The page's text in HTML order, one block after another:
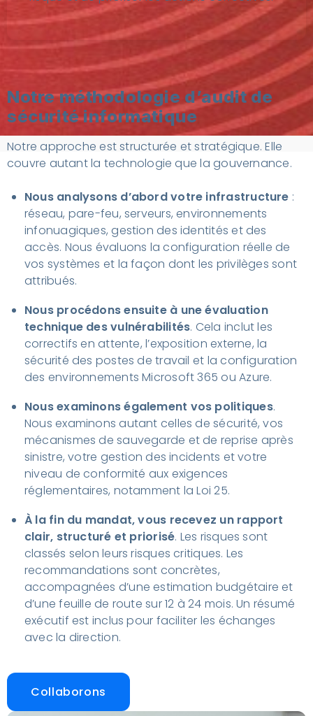
Notre méthodologie d’audit de
sécurité informatique
Notre approche est structurée et stratégique. Elle
couvre autant la technologie que la gouvernance.
Nous analysons d’abord votre infrastructure :
réseau, pare-feu, serveurs, environnements
infonuagiques, gestion des identités et des
accès. Nous évaluons la configuration réelle de
vos systèmes et la façon dont les privilèges sont
attribués.
Nous procédons ensuite à une évaluation
technique des vulnérabilités. Cela inclut les
correctifs en attente, l’exposition externe, la
sécurité des postes de travail et la configuration
des environnements Microsoft 365 ou Azure.
Nous examinons également vos politiques.
Nous examinons autant celles de sécurité, vos
mécanismes de sauvegarde et de reprise après
sinistre, votre gestion des incidents et votre
niveau de conformité aux exigences
réglementaires, notamment la Loi 25.
À la fin du mandat, vous recevez un rapport
clair, structuré et priorisé. Les risques sont
classés selon leurs risques critiques. Les
recommandations sont concrètes,
accompagnées d’une estimation budgétaire et
d’une feuille de route sur 12 à 24 mois. Un résumé
exécutif est inclus pour faciliter les échanges
avec la direction.
Collaborons